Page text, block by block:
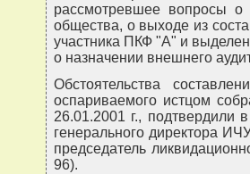
рассмотревшее вопросы о
общества, о выходе из
участника ПКФ "А" и
о назначении внешнего
Обстоятельства
оспариваемого истцом
26.01.2001 г., подтвердили
генерального директора
председатель
96).